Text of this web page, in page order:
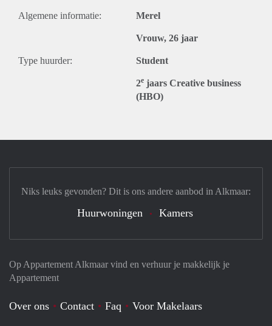
Algemene informatie: Merel
Vrouw, 26 jaar
Type huurder: Student
2e jaars Creative business
(HBO)
Op Appartement Alkmaar vind en verhuur je makkelijk je
Appartement
Over ons Contact Faq
Voor Makelaars
Niks leuks gevonden? Dit is ons andere aanbod in Alkmaar:
Huurwoningen Kamers